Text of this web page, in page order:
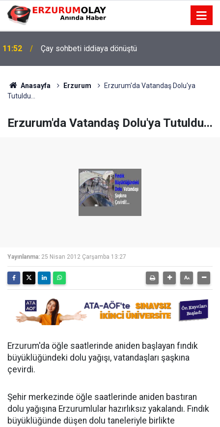
11:52 Çay sohbeti iddiaya dönüştü
Anasayfa Erzurum
Erzurum'da Vatandaş Dolu'ya
Tutuldu...
Erzurum'da Vatandaş Dolu'ya Tutuldu...
Yayınlanma: 25 Nisan 2012 Çarşamba 13:27
Erzurum'da öğle saatlerinde aniden başlayan fındık
büyüklüğündeki dolu yağışı, vatandaşları şaşkına
çevirdi.
Şehir merkezinde öğle saatlerinde aniden bastıran
dolu yağışına Erzurumlular hazırlıksız yakalandı. Fındık
büyüklüğünde düşen dolu taneleriyle birlikte